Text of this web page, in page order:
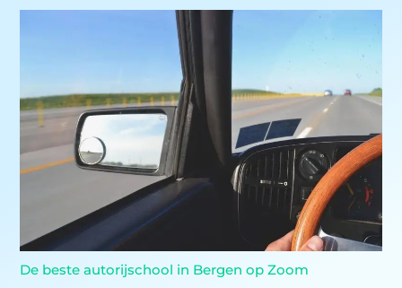
De beste autorijschool in Bergen op Zoom